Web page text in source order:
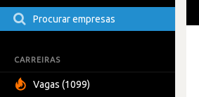
Procurar empresas
CARREIRAS
Vagas (1099)